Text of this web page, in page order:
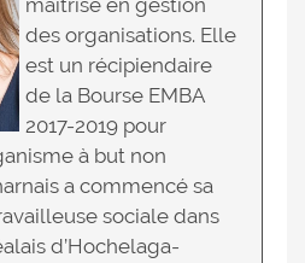
maîtrise en gestion
des organisations. Elle
est un récipiendaire
de la Bourse EMBA
2017-2019 pour
à but non
a commencé sa
sociale dans
d’Hochelaga-